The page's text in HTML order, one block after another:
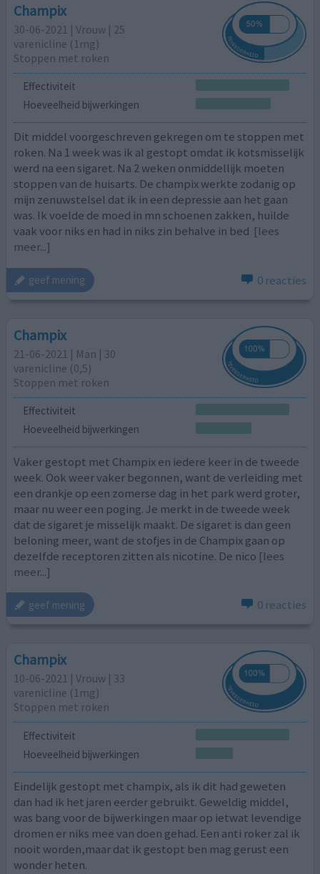
Champix
30-06-2021 | Vrouw | 25
varenicline (1mg)
Stoppen met roken
Effectiviteit
Hoeveelheid bijwerkingen
Dit middel voorgeschreven gekregen om te stoppen met
roken. Na 1 week was ik al gestopt omdat ik kotsmisselijk
werd na een sigaret. Na 2 weken onmiddellijk moeten
stoppen van de huisarts. De champix werkte zodanig op
mijn zenuwstelsel dat ik in een depressie aan het gaan
was. Ik voelde de moed in mn schoenen zakken, huilde
vaak voor niks en had in niks zin behalve in bed [lees
meer...]
geef mening 0 reacties
Champix
21-06-2021 | Man | 30
varenicline (0,5)
Stoppen met roken
Effectiviteit
Hoeveelheid bijwerkingen
Vaker gestopt met Champix en iedere keer in de tweede
week. Ook weer vaker begonnen, want de verleiding met
een drankje op een zomerse dag in het park werd groter,
maar nu weer een poging. Je merkt in de tweede week
dat de sigaret je misselijk maakt. De sigaret is dan geen
beloning meer, want de stofjes in de Champix gaan op
dezelfde receptoren zitten als nicotine. De nico [lees
meer...]
geef mening 0 reacties
Champix
10-06-2021 | Vrouw | 33
varenicline (1mg)
Stoppen met roken
Effectiviteit
Hoeveelheid bijwerkingen
Eindelijk gestopt met champix, als ik dit had geweten
dan had ik het jaren eerder gebruikt. Geweldig middel,
was bang voor de bijwerkingen maar op ietwat levendige
dromen er niks mee van doen gehad. Een anti roker zal ik
nooit worden,maar dat ik gestopt ben mag gerust een
wonder heten.